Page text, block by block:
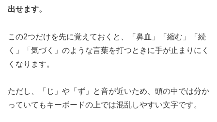
出せます。
この2つだけを先に覚えておくと、「鼻血」「縮む」「続
く」「気づく」のような言葉を打つときに手が止まりにく
くなります。
ただし、「じ」や「ず」と音が近いため、頭の中では分か
っていてもキーボードの上では混乱しやすい文字です。